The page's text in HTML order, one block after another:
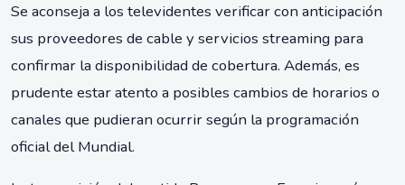
Se aconseja a los televidentes verificar con anticipación
sus proveedores de cable y servicios streaming para
confirmar la disponibilidad de cobertura. Además, es
prudente estar atento a posibles cambios de horarios o
canales que pudieran ocurrir según la programación
oficial del Mundial.